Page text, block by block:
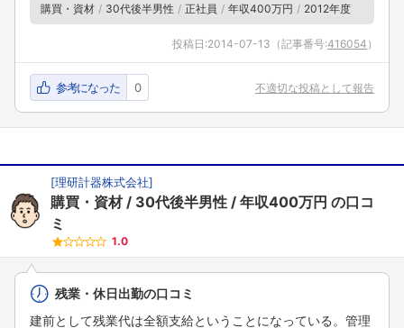
購買・資材 30代後半男性 正社員 年収400万円 2012年度
投稿日:2014-07-13 （記事番号:416054 ）
参考になった 0 不適切な投稿として報告
[理研計器株式会社]
購買・資材 30代後半男性 年収400万円 の口コ
ミ
1.0
残業・休日出勤の口コミ
建前として残業代は全額支給ということになっている。管理